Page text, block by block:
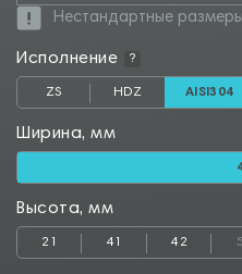
Нестандартные
Исполнение ?
ZS HDZ AISI304
Ширина, мм
Высота, мм
21 41 42